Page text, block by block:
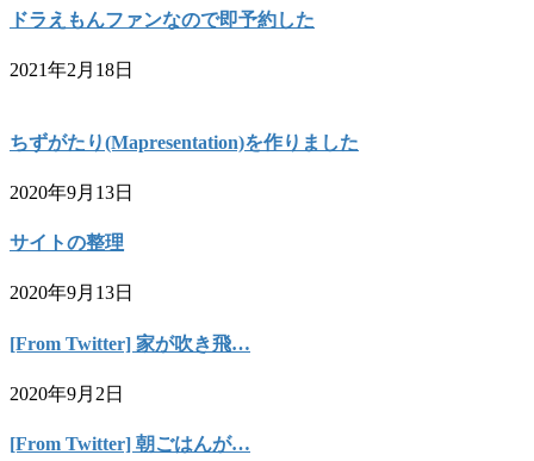
ドラえもんファンなので即予約した
2021年2月18日
ちずがたり(Mapresentation)を作りました
2020年9月13日
サイトの整理
2020年9月13日
[From Twitter] 家が吹き飛…
2020年9月2日
[From Twitter] 朝ごはんが…